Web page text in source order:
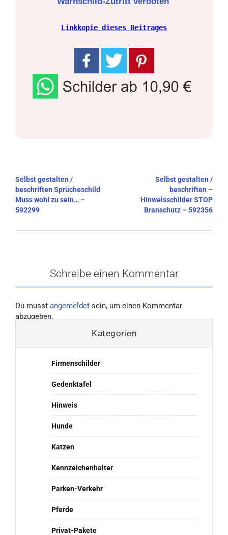
Linkkopie dieses Beitrages
Beitragsnavigation
Selbst gestalten /
beschriften Sprücheschild
Muss wohl zu sein… –
592299
Selbst gestalten /
beschriften –
Hinweisschilder STOP
Branschutz – 592356
Schreibe einen Kommentar
Du musst angemeldet sein, um einen Kommentar
abzugeben.
Kategorien
Firmenschilder
Gedenktafel
Hinweis
Hunde
Katzen
Kennzeichenhalter
Parken-Verkehr
Pferde
Privat-Pakete